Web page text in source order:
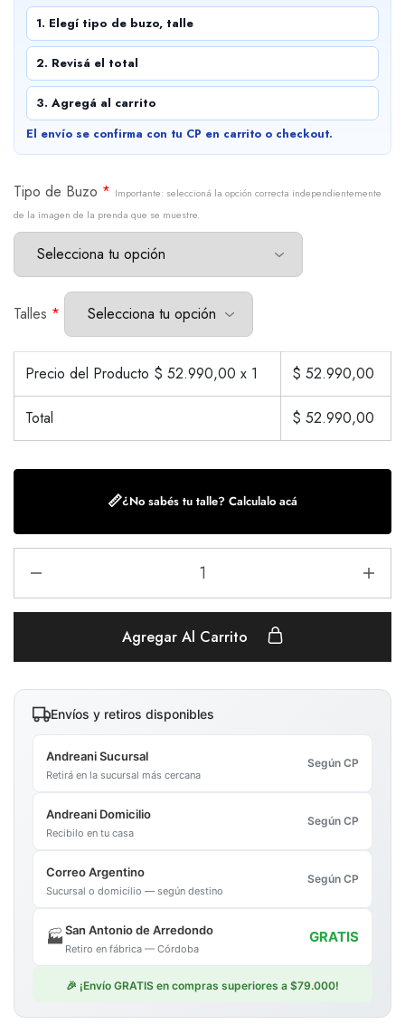
1. Elegí tipo de buzo, talle
2. Revisá el total
3. Agregá al carrito
El envío se confirma con tu CP en carrito o checkout.
Tipo de Buzo * Importante: seleccioná la opción correcta independientemente
de la imagen de la prenda que se muestre.
Talles *
Precio del Producto $ 52.990,00 x 1 $ 52.990,00
Total $ 52.990,00
📏¿No sabés tu talle? Calculalo acá
Agregar Al Carrito
Envíos y retiros disponibles
Andreani Sucursal
Retirá en la sucursal más cercana
Según CP
Andreani Domicilio
Recibilo en tu casa
Según CP
Correo Argentino
Sucursal o domicilio — según destino
Según CP
🏭San Antonio de Arredondo
Retiro en fábrica — Córdoba
GRATIS
🎉 ¡Envío GRATIS en compras superiores a $79.000!